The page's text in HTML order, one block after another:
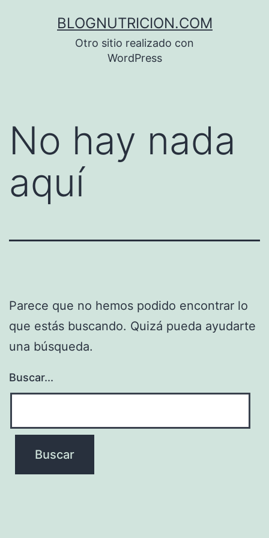
BLOGNUTRICION.COM
Otro sitio realizado con
WordPress
No hay nada
aquí
Parece que no hemos podido encontrar lo
que estás buscando. Quizá pueda ayudarte
una búsqueda.
Buscar...